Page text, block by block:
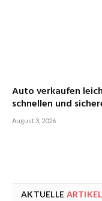
Auto verkaufen
schnellen und
August 3, 2026
AKTUELLE ARTIKEL